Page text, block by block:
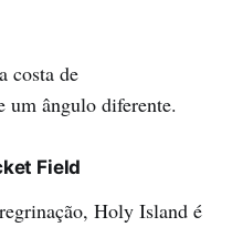
costa de
um ângulo diferente.
Field
Holy Island é